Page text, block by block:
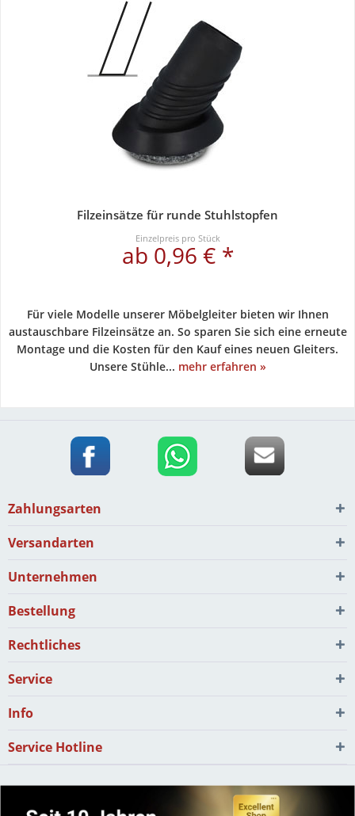
Filzeinsätze für runde Stuhlstopfen
Einzelpreis pro Stück
ab 0,96 € *
Für viele Modelle unserer Möbelgleiter bieten wir Ihnen
austauschbare Filzeinsätze an. So sparen Sie sich eine erneute
Montage und die Kosten für den Kauf eines neuen Gleiters.
Unsere Stühle... mehr erfahren »
Zahlungsarten
Versandarten
Unternehmen
Bestellung
Rechtliches
Service
Info
Service Hotline